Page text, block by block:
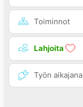
Toiminnot
Lahjoita
Työn aikajana